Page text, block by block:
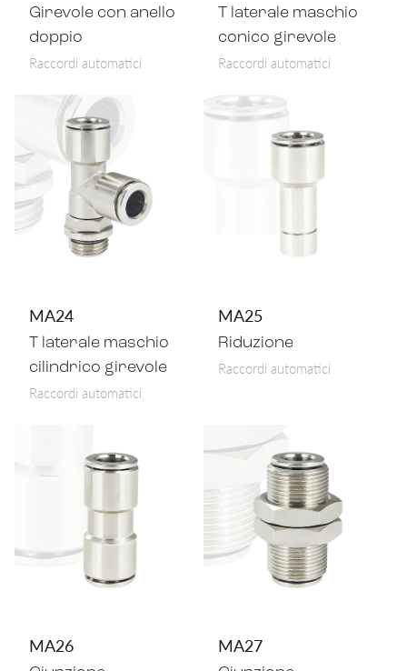
Girevole con anello
doppio
Raccordi automatici
T laterale maschio
conico girevole
Raccordi automatici
MA24
T laterale maschio
cilindrico girevole
Raccordi automatici
MA25
Riduzione
Raccordi automatici
MA26 MA27